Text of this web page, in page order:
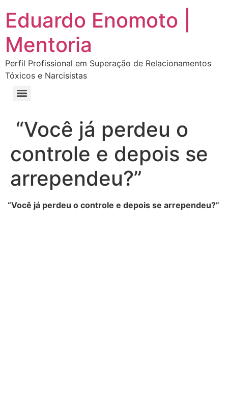
Eduardo Enomoto |
Mentoria
Perfil Profissional em Superação de Relacionamentos
Tóxicos e Narcisistas
“Você já perdeu o
controle e depois se
arrependeu?”
“Você já perdeu o controle e depois se arrependeu?”